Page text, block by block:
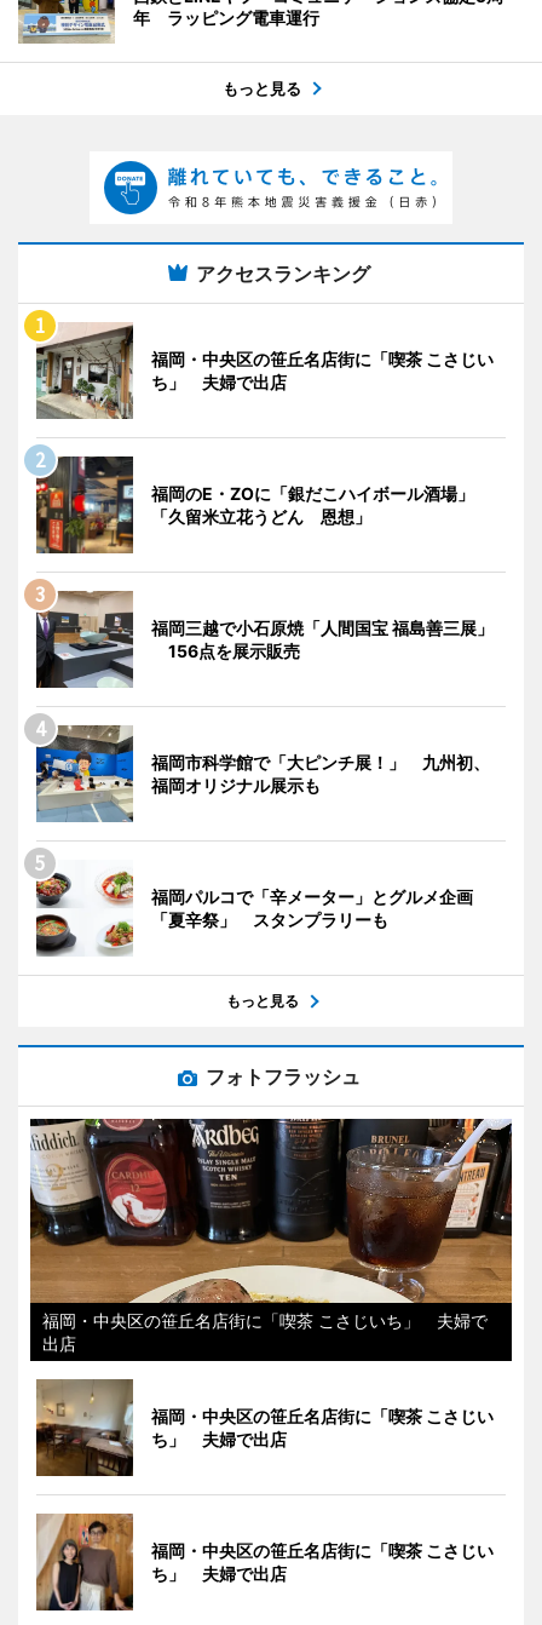
年 ラッピング電車運行
もっと見る
アクセスランキング
福岡・中央区の笹丘名店街に「喫茶 こさじい
ち」 夫婦で出店
福岡のE・ZOに「銀だこハイボール酒場」
「久留米立花うどん 恩想」
福岡三越で小石原焼「人間国宝 福島善三展」
156点を展示販売
福岡市科学館で「大ピンチ展！」 九州初、
福岡オリジナル展示も
福岡パルコで「辛メーター」とグルメ企画
「夏辛祭」 スタンプラリーも
もっと見る
フォトフラッシュ
福岡・中央区の笹丘名店街に「喫茶 こさじいち」 夫婦で
出店
福岡・中央区の笹丘名店街に「喫茶 こさじい
ち」 夫婦で出店
福岡・中央区の笹丘名店街に「喫茶 こさじい
ち」 夫婦で出店